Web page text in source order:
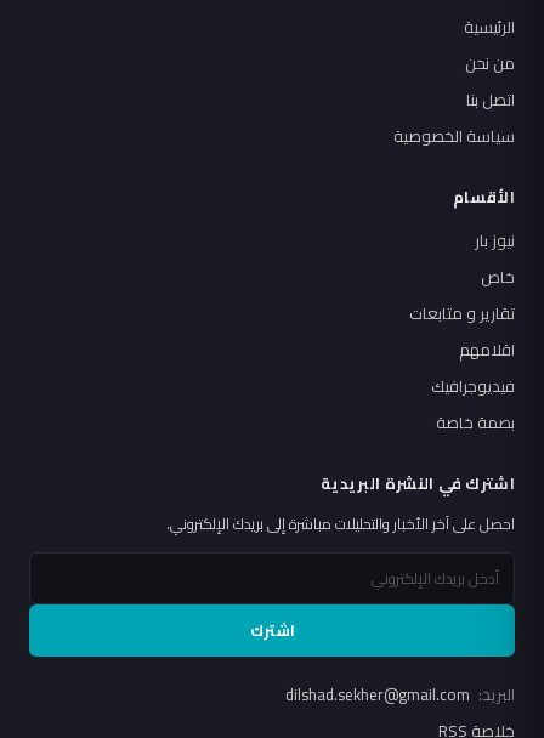
الرئيسية
من نحن
اتصل بنا
سياسة الخصوصية
الأقسام
نيوز بار
خاص
تقارير و متابعات
اقلامهم
فيديوجرافيك
بصمة خاصة
اشترك في النشرة البريدية
احصل على آخر الأخبار والتحليلات مباشرة إلى بريدك الإلكتروني.
اشترك
البريد:
خلاصة RSS